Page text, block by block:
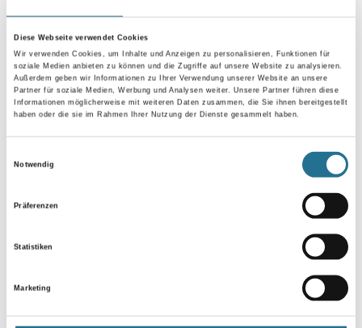
Diese Webseite verwendet Cookies
Wir verwenden Cookies, um Inhalte und Anzeigen zu personalisieren, Funktionen für
soziale Medien anbieten zu können und die Zugriffe auf unsere Website zu analysieren.
Außerdem geben wir Informationen zu Ihrer Verwendung unserer Website an unsere
Partner für soziale Medien, Werbung und Analysen weiter. Unsere Partner führen diese
Informationen möglicherweise mit weiteren Daten zusammen, die Sie ihnen bereitgestellt
haben oder die sie im Rahmen Ihrer Nutzung der Dienste gesammelt haben.
Notwendig
Präferenzen
Statistiken
Marketing
Gebinde